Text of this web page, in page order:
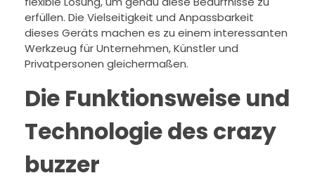
erfüllen. Die Vielseitigkeit und Anpassbarkeit
dieses Geräts machen es zu einem interessanten
Werkzeug für Unternehmen, Künstler und
Privatpersonen gleichermaßen.
Die Funktionsweise und
Technologie des crazy
buzzer